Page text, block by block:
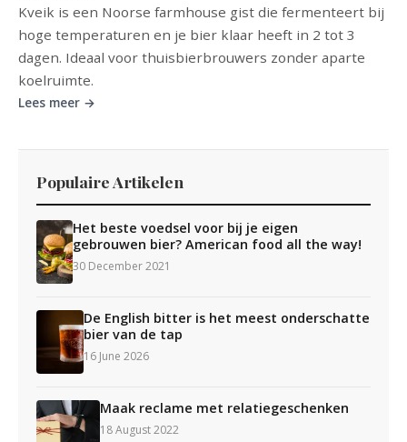
Kveik is een Noorse farmhouse gist die fermenteert bij
hoge temperaturen en je bier klaar heeft in 2 tot 3
dagen. Ideaal voor thuisbierbrouwers zonder aparte
koelruimte.
Lees meer →
Populaire Artikelen
Het beste voedsel voor bij je eigen
gebrouwen bier? American food all the way!
30 December 2021
De English bitter is het meest onderschatte
bier van de tap
16 June 2026
Maak reclame met relatiegeschenken
18 August 2022